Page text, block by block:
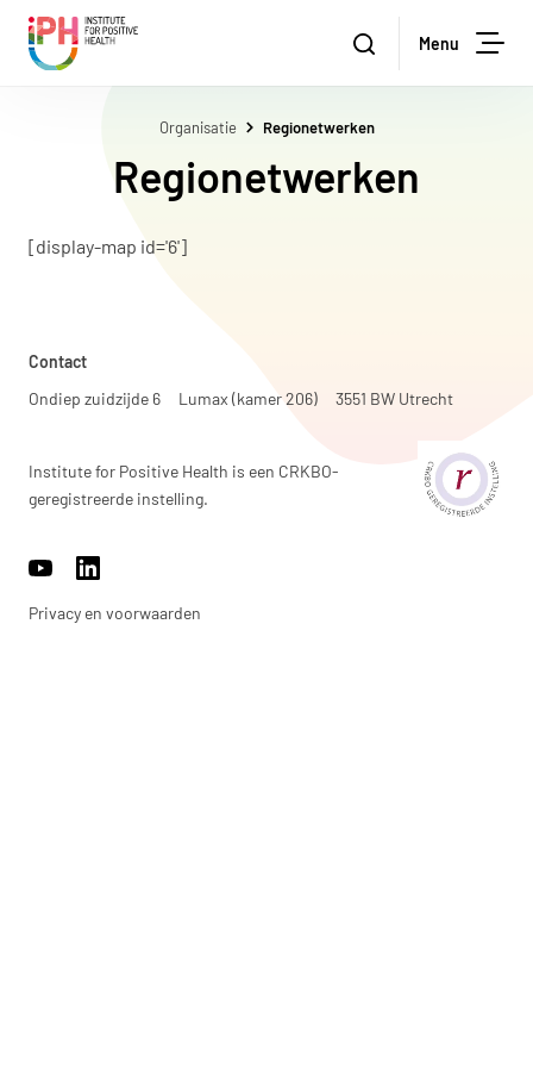
Institute for Positive Health Zoeken
Menu
Organisatie Regionetwerken
Regionetwerken
[display-map id='6']
Contact
Ondiep zuidzijde 6
Lumax (kamer 206) 3551 BW Utrecht
Institute for Positive Health is een CRKBO-
geregistreerde instelling.
Privacy en voorwaarden
https://www.youtube.com/channel/